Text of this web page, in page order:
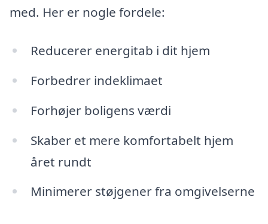
med. Her er nogle fordele:
Reducerer energitab i dit hjem
Forbedrer indeklimaet
Forhøjer boligens værdi
Skaber et mere komfortabelt hjem
året rundt
Minimerer støjgener fra omgivelserne